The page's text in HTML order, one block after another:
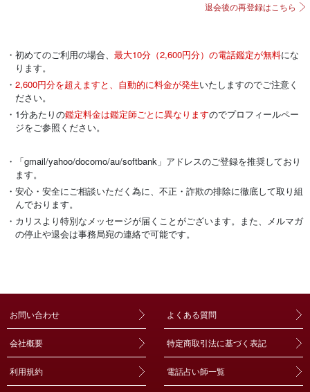
退会後の再登録はこちら
・初めてのご利用の場合、 最大10分（2,600円分）の電話鑑定が無料にな
ります。
・ 2,600円分を超えますと、自動的に料金が発生いたしますのでご注意く
ださい。
・1分あたりの鑑定料金は鑑定師ごとに異なりますのでプロフィールペー
ジをご参照ください。
・「gmail/yahoo/docomo/au/softbank」アドレスのご登録を推奨しており
ます。
・安心・安全にご相談いただく為に、不正・詐欺の排除に徹底して取り組
んでおります。
・カリスより特別なメッセージが届くことがございます。また、メルマガ
の停止や退会は事務局宛の連絡で可能です。
お問い合わせ よくある質問
会社概要 特定商取引法に基づく表記
利用規約 電話占い師一覧